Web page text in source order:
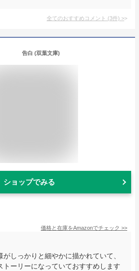
全てのおすすめコメント (3件) >
告白 (双葉文庫)
ショップでみる
価格と在庫をAmazonでチェック >>
がしっかりと細やかに描かれていて、
トーリーになっていておすすめします